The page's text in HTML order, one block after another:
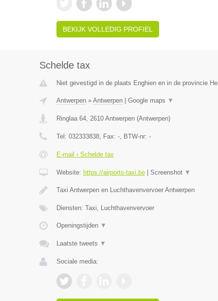
BEKIJK VOLLEDIG PROFIEL
Schelde tax
Niet gevestigd in de plaats Enghien en in de provincie
Antwerpen» Antwerpen| Google maps ▼
Ringlaa 64, 2610 Antwerpen(Antwerpen)
Tel: 032333838, Fax: -, BTW-nr: -
E-mail › Schelde tax
Website: https://airports-taxi.be| Screenshot ▼
Taxi Antwerpen en Luchthavenvervoer Antwerpen
Diensten: Taxi, Luchthavenvervoer
Openingstijden ▼
Laatste tweets ▼
Sociale media: